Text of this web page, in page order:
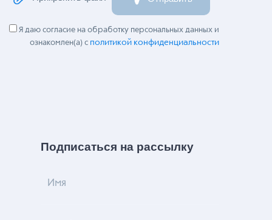
Я даю согласие на обработку персональных данных и
ознакомлен(а) с политикой конфиденциальности
Подписаться на рассылку
Имя